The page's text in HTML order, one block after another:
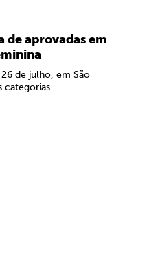
de aprovadas em
de julho, em São
categorias...